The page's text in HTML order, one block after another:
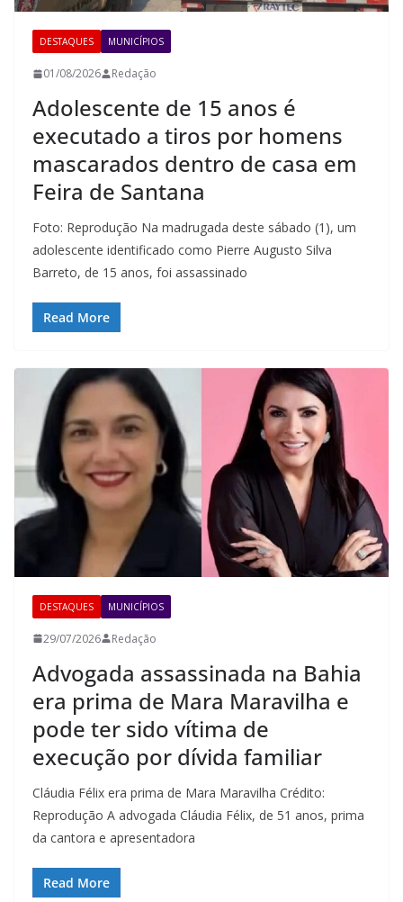
DESTAQUES MUNICÍPIOS
01/08/2026 Redação
Adolescente de 15 anos é
executado a tiros por homens
mascarados dentro de casa em
Feira de Santana
Foto: Reprodução Na madrugada deste sábado (1), um
adolescente identificado como Pierre Augusto Silva
Barreto, de 15 anos, foi assassinado
Read More
DESTAQUES MUNICÍPIOS
29/07/2026 Redação
Advogada assassinada na Bahia
era prima de Mara Maravilha e
pode ter sido vítima de
execução por dívida familiar
Cláudia Félix era prima de Mara Maravilha Crédito:
Reprodução A advogada Cláudia Félix, de 51 anos, prima
da cantora e apresentadora
Read More